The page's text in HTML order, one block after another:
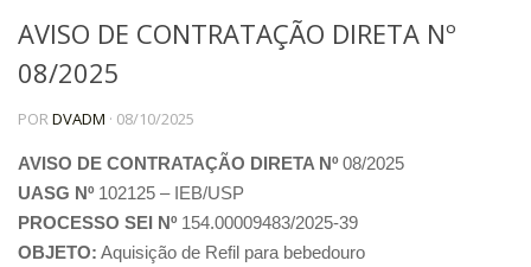
A História do IEB
Institucional
60 Anos
Paralelos 22
Pesquisa
AVISO DE CONTRATAÇÃO DIRETA Nº
08/2025
PORDVADM · 08/10/2025
AVISO DE CONTRATAÇÃO DIRETA Nº08/2025
UASG Nº102125 – IEB/USP
PROCESSO SEI Nº154.00009483/2025-39
OBJETO: Aquisição de Refil para bebedouro